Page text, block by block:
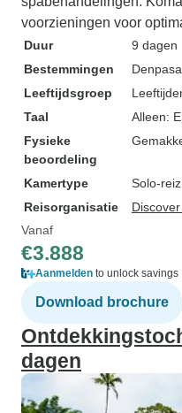
voorzieningen voor
Duur
9 dagen
Bestemmingen
Leeftijdsgroep
Taal
Alleen:
Fysieke
beoordeling
Kamertype
Solo-
Reisorganisatie
Vanaf
€3.888
Aanmelden to unlock savings
Download brochure
dagen